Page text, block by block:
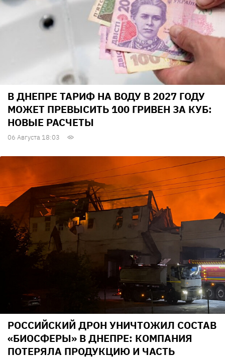
В ДНЕПРЕ ТАРИФ НА ВОДУ В 2027 ГОДУ
МОЖЕТ ПРЕВЫСИТЬ 100 ГРИВЕН ЗА КУБ:
НОВЫЕ РАСЧЕТЫ
06 Августа 18:03
РОССИЙСКИЙ ДРОН УНИЧТОЖИЛ СОСТАВ
«БИОСФЕРЫ» В ДНЕПРЕ: КОМПАНИЯ
ПОТЕРЯЛА ПРОДУКЦИЮ И ЧАСТЬ